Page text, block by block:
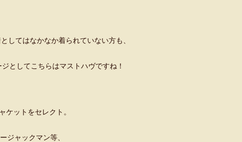
してはなかなか着られていない方も、
ジとしてこちらはマストハヴですね！
ケットをセレクト。
ジャックマン等、